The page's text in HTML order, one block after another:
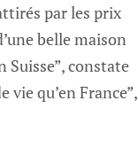
par les prix
belle maison
constate
vie qu’en France”,